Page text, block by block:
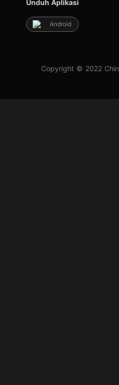
Unduh Aplikasi
Android
Copyright © 2022